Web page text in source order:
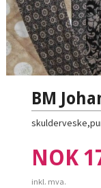
BM
Pris
NOK
inkl. mva.